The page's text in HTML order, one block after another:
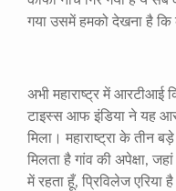
गया उसमें हमको देखना है कि
अभी महाराष्ट्र में आरटीआई
टाइस्स आफ इंडिया ने यह
मिला। महाराष्ट्रा के तीन
मिलता है गांव की अपेक्षा,
में रहता हूँ, प्रिविलेज एरिया